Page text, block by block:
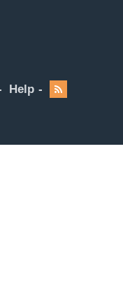
Help